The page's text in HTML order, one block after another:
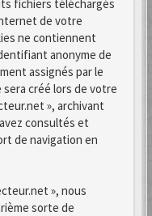
fichiers téléchargés
de votre
ne contiennent
anonyme de
assignés par le
créé lors de votre
», archivant
consultés et
de navigation en
», nous
sorte de